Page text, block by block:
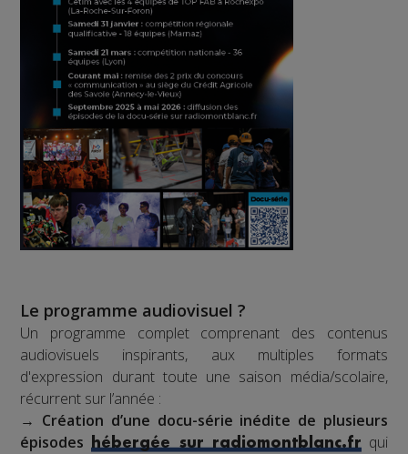
Le programme audiovisuel ?
Un programme complet comprenant des contenus
audiovisuels inspirants, aux multiples formats
d'expression durant toute une saison média/scolaire,
récurrent sur l’année :
→ Création d’une docu-série inédite de plusieurs
épisodes
hébergée sur radiomontblanc.frqui